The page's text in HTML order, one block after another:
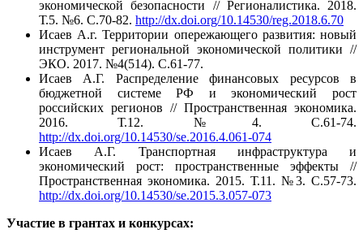
экономической безопасности // Регионалистика. 2018.
Т.5. №6. С.70-82. http://dx.doi.org/10.14530/reg.2018.6.70
Исаев А.г. Территории опережающего развития: новый
инструмент региональной экономической политики //
ЭКО. 2017. №4(514). С.61-77.
Исаев А.Г. Распределение финансовых ресурсов в
бюджетной системе РФ и экономический рост
российских регионов // Пространственная экономика.
2016. Т.12. №4. С.61-74.
http://dx.doi.org/10.14530/se.2016.4.061-074
Исаев А.Г. Транспортная инфраструктура и
экономический рост: пространственные эффекты //
Пространственная экономика. 2015. Т.11. №3. С.57-73.
http://dx.doi.org/10.14530/se.2015.3.057-073
Участие в грантах и конкурсах: